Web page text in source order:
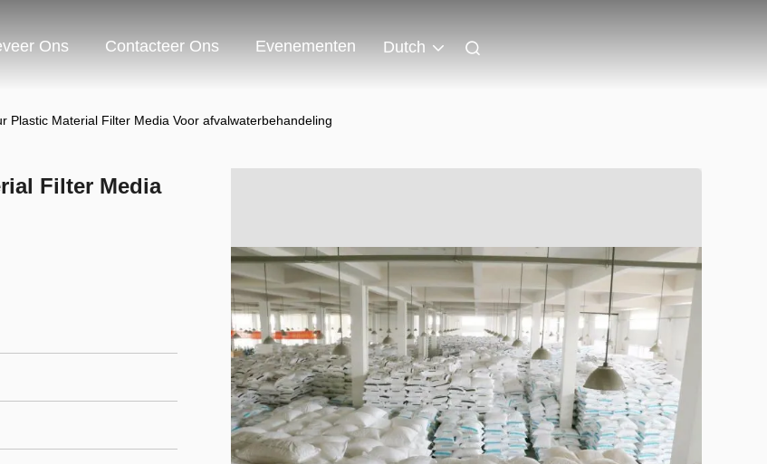
Ons Contacteer Ons Evenementen Dutch
Plastic Material Filter Media Voor afvalwaterbehandeling
Filter Media